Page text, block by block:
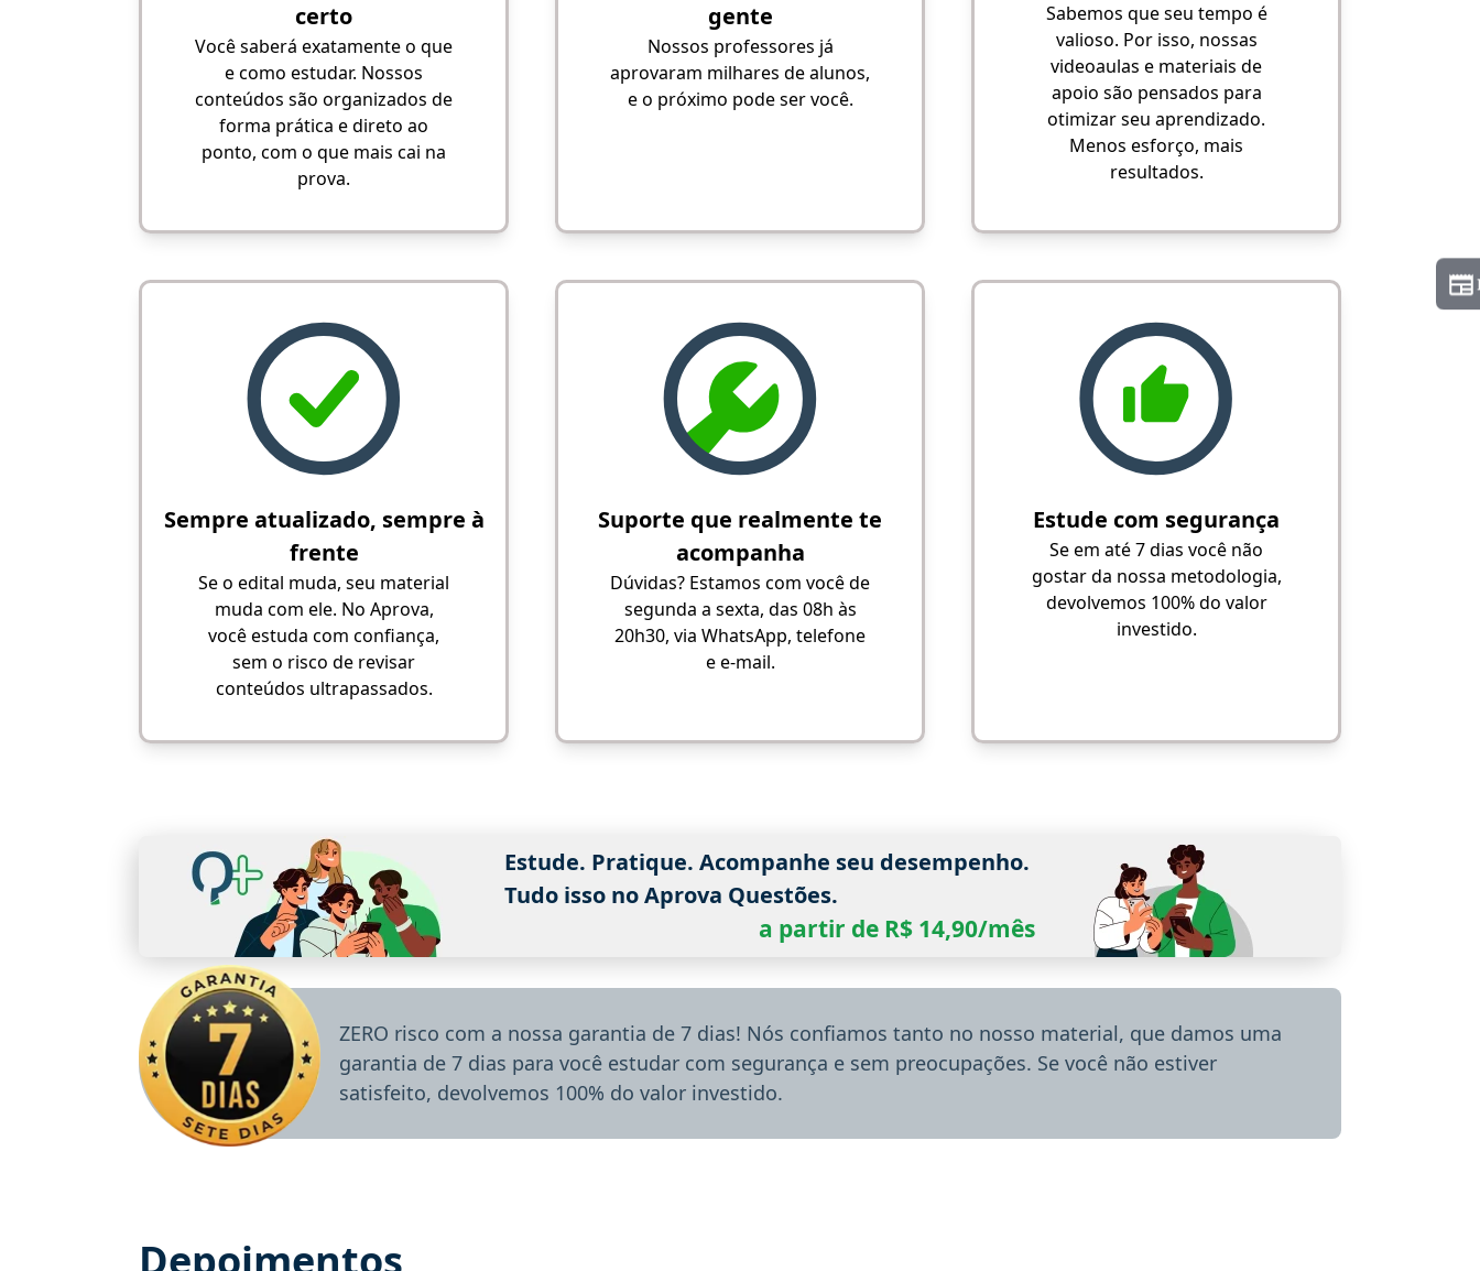
certo
Você saberá exatamente o que
e como estudar. Nossos
conteúdos são organizados de
forma prática e direto ao
ponto, com o que mais cai na
prova.
gente
Nossos professores já
aprovaram milhares de alunos,
e o próximo pode ser você.
Sabemos que seu tempo é
valioso. Por isso, nossas
videoaulas e materiais de
apoio são pensados para
otimizar seu aprendizado.
Menos esforço, mais
resultados.
Sempre atualizado, sempre à
frente
Se o edital muda, seu material
muda com ele. No Aprova,
você estuda com confiança,
sem o risco de revisar
conteúdos ultrapassados.
Suporte que realmente te
acompanha
Dúvidas? Estamos com você de
segunda a sexta, das 08h às
20h30, via WhatsApp, telefone
e e-mail.
Estude com segurança
Se em até 7 dias você não
gostar da nossa metodologia,
devolvemos 100% do valor
investido.
Estude. Pratique. Acompanhe seu desempenho.
Tudo isso no Aprova Questões.
a partir de R$ 14,90/mês
ZERO risco com a nossa garantia de 7 dias! Nós confiamos tanto no nosso material, que damos uma
garantia de 7 dias para você estudar com segurança e sem preocupações. Se você não estiver
satisfeito, devolvemos 100% do valor investido.
Depoimentos